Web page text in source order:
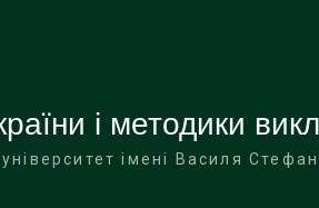
і методики
імені Василя